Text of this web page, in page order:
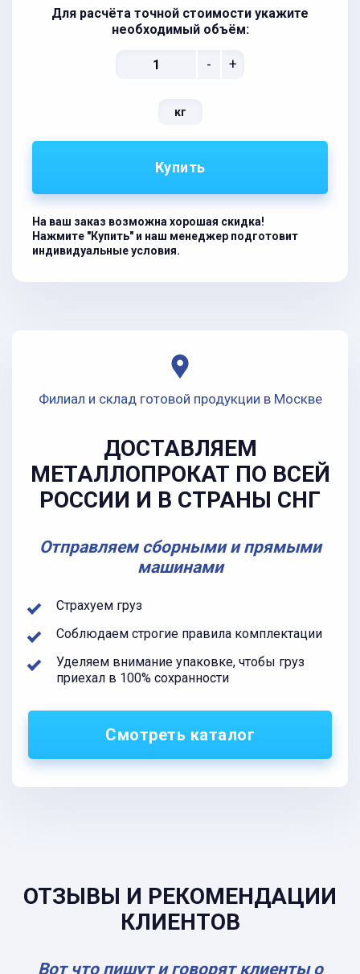
Для расчёта точной стоимости укажите
необходимый объём:
- +
кг
Купить
На ваш заказ возможна хорошая скидка!
Нажмите "Купить" и наш менеджер подготовит
индивидуальные условия.
Филиал и склад готовой продукции в Москве
ДОСТАВЛЯЕМ
МЕТАЛЛОПРОКАТ ПО ВСЕЙ
РОССИИ И В СТРАНЫ СНГ
Отправляем сборными и прямыми
машинами
Страхуем груз
Соблюдаем строгие правила комплектации
Уделяем внимание упаковке, чтобы груз
приехал в 100% сохранности
Смотреть каталог
ОТЗЫВЫ И РЕКОМЕНДАЦИИ
КЛИЕНТОВ
Вот что пишут и говорят клиенты о